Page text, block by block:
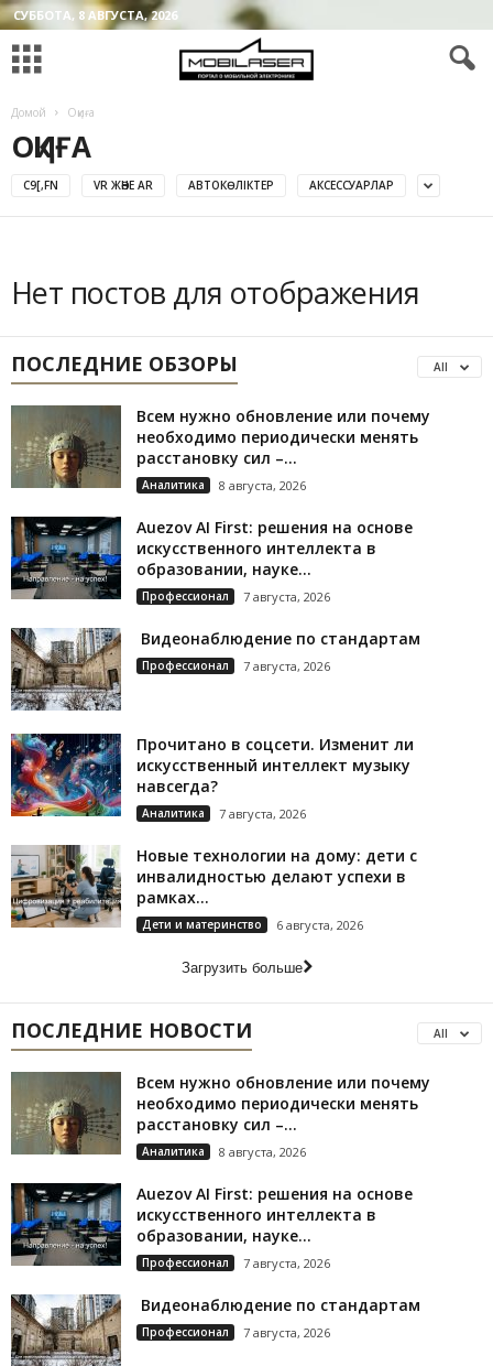
СУББОТА, 8 АВГУСТА, 2026
Домой Оқиға
ОҚИҒА
C9[,FN VR ЖӘНЕ AR АВТОКӨЛІКТЕР АКСЕССУАРЛАР
Нет постов для отображения
ПОСЛЕДНИЕ ОБЗОРЫ All
Всем нужно обновление или почему
необходимо периодически менять
расстановку сил –...
Аналитика 8 августа, 2026
Auezov AI First: решения на основе
искусственного интеллекта в
образовании, науке...
Профессионал 7 августа, 2026
Видеонаблюдение по стандартам
Профессионал 7 августа, 2026
Прочитано в соцсети. Изменит ли
искусственный интеллект музыку
навсегда?
Аналитика 7 августа, 2026
Новые технологии на дому: дети с
инвалидностью делают успехи в
рамках...
Дети и материнство 6 августа, 2026
Загрузить больше
ПОСЛЕДНИЕ НОВОСТИ All
Всем нужно обновление или почему
необходимо периодически менять
расстановку сил –...
Аналитика 8 августа, 2026
Auezov AI First: решения на основе
искусственного интеллекта в
образовании, науке...
Профессионал 7 августа, 2026
Видеонаблюдение по стандартам
Профессионал 7 августа, 2026